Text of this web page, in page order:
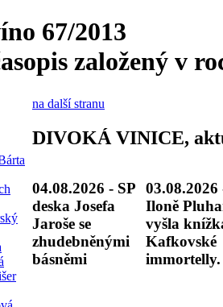
založený v
na další stranu
DIVOKÁ VINICE,
04.08.2026 - SP
deska Josefa
Jaroše se
zhudebněnými
básněmi
03.08.2026
Iloně
vyšla
Kafkovské
immortelly.